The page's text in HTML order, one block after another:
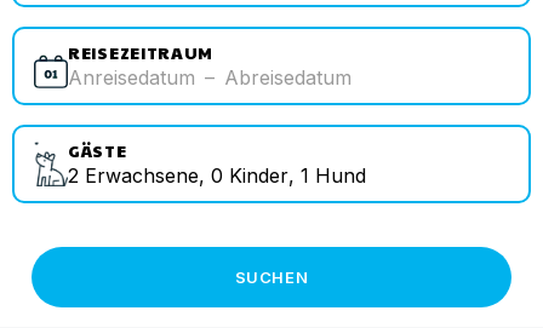
REISEZEITRAUM
Anreisedatum – Abreisedatum
GÄSTE
2 Erwachsene, 0 Kinder, 1 Hund
SUCHEN